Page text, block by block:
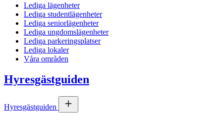
Lediga lägenheter
Lediga studentlägenheter
Lediga seniorlägenheter
Lediga ungdomslägenheter
Lediga parkeringsplatser
Lediga lokaler
Våra områden
Hyresgästguiden
Hyresgästguiden